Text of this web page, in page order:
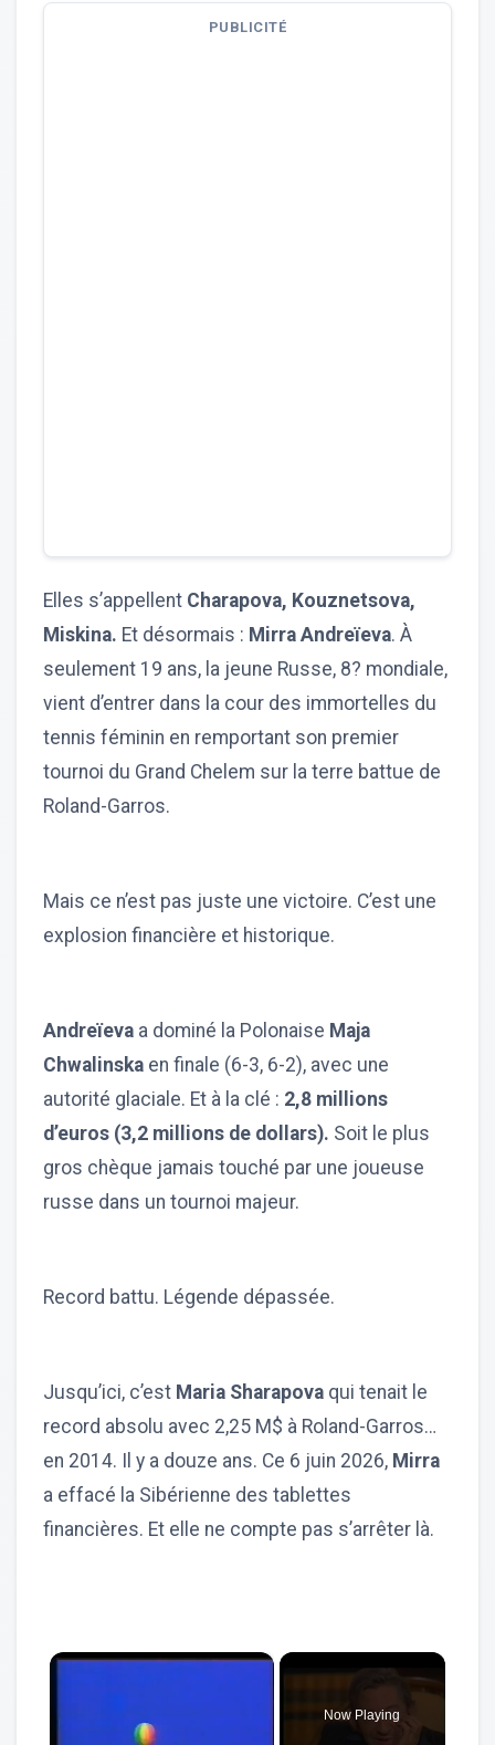
PUBLICITÉ
Elles s’appellent Charapova, Kouznetsova,
Miskina. Et désormais : Mirra Andreïeva. À
seulement 19 ans, la jeune Russe, 8? mondiale,
vient d’entrer dans la cour des immortelles du
tennis féminin en remportant son premier
tournoi du Grand Chelem sur la terre battue de
Roland-Garros.
Mais ce n’est pas juste une victoire. C’est une
explosion financière et historique.
Andreïeva a dominé la Polonaise Maja
Chwalinska en finale (6-3, 6-2), avec une
autorité glaciale. Et à la clé : 2,8 millions
d’euros (3,2 millions de dollars). Soit le plus
gros chèque jamais touché par une joueuse
russe dans un tournoi majeur.
Record battu. Légende dépassée.
Jusqu’ici, c’est Maria Sharapova qui tenait le
record absolu avec 2,25 M$ à Roland-Garros…
en 2014. Il y a douze ans. Ce 6 juin 2026, Mirra
a effacé la Sibérienne des tablettes
financières. Et elle ne compte pas s’arrêter là.
×
Now Playing